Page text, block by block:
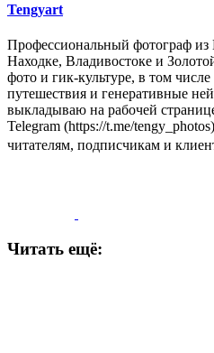
Tengyart
Профессиональный фотограф из
Находке, Владивостоке и
фото и гик-культуре, в том
путешествия и генеративные
выкладываю на рабочей
Telegram (https://t.me/
читателям, подписчикам и
Читать ещё: